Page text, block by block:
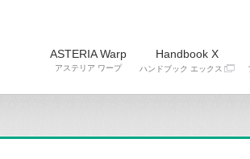
ASTERIA Warp
アステリア ワープ
Handbook X
ハンドブック エックス